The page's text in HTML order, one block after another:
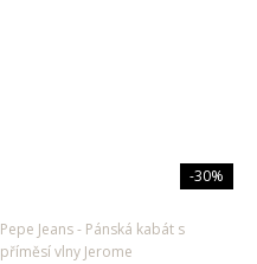
-30%
Pepe Jeans
Pánská kabát s
příměsí vlny Jerome